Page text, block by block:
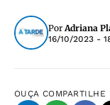
PorAdriana
16/10/2023 -
OUÇA COMPARTILHE